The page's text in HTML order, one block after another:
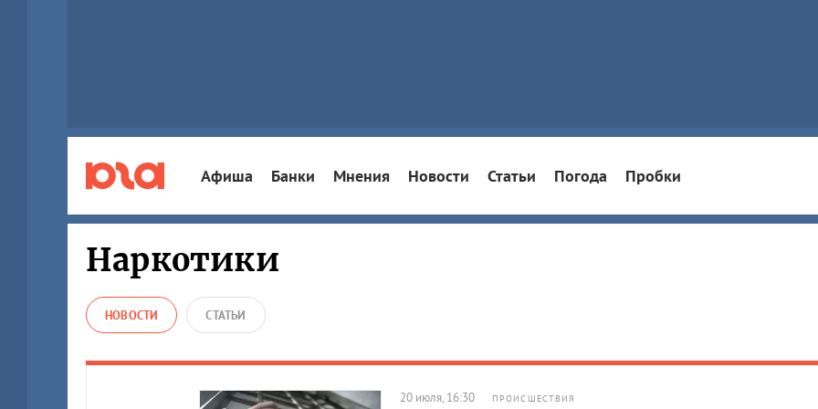
Афиша Банки Мнения Новости Статьи Погода Пробки
Наркотики
НОВОСТИ СТАТЬИ
20 июля, 16:30 ПРОИСШЕСТВИЯ